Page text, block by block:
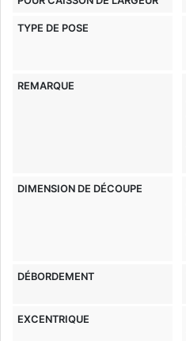
TYPE DE POSE
REMARQUE
DIMENSION DE DÉCOUPE
DÉBORDEMENT
EXCENTRIQUE